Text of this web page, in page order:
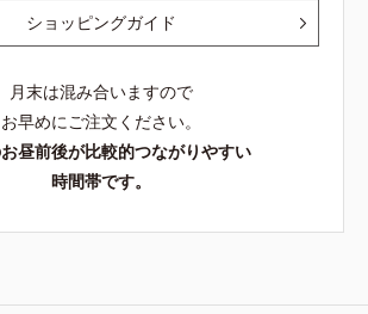
ショッピングガイド
月末は混み合いますので
お早めにご注文ください。
昼前後が比較的つながりやすい
時間帯です。